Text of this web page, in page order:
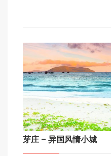
芽庄 – 异国风情小城